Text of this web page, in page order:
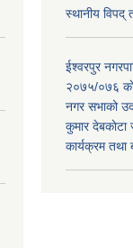
स्थानीय विपद्
ईश्वरपुर
२०७५/०७६ काे
नगर सभाको
कुमार देबकाेटा
कार्यक्रम